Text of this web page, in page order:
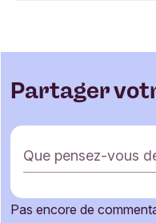
Partager
F
o
m
Que pensez-vous
Pas encore de